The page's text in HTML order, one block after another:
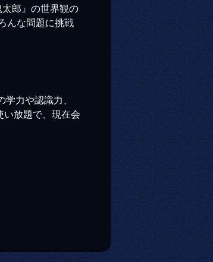
郎』の世界観の
んな問題に挑戦
力や認識力、
い放題で、現在会